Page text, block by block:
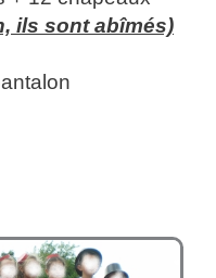
ils sont abîmés)